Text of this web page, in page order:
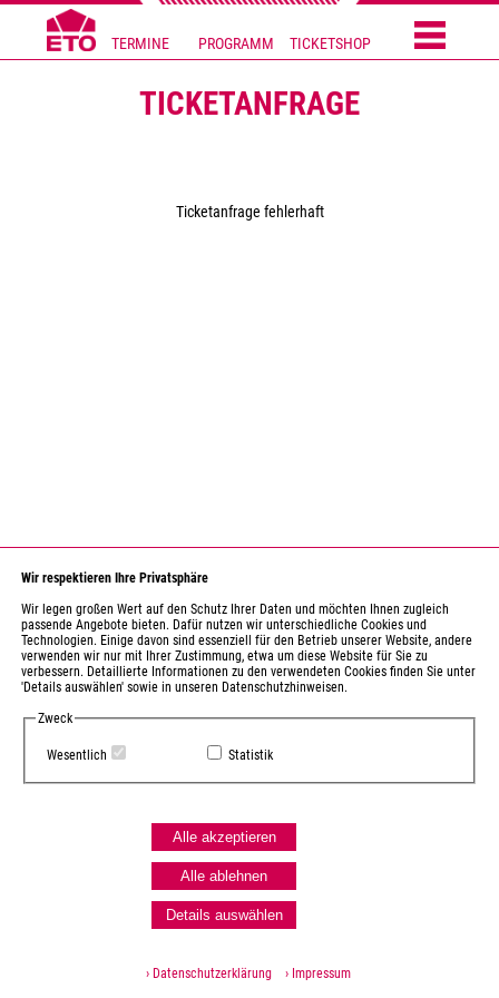
TERMINE PROGRAMM TICKETSHOP
Wir respektieren Ihre Privatsphäre
Wir legen großen Wert auf den Schutz Ihrer Daten und möchten Ihnen zugleich
passende Angebote bieten. Dafür nutzen wir unterschiedliche Cookies und
Technologien. Einige davon sind essenziell für den Betrieb unserer Website, andere
verwenden wir nur mit Ihrer Zustimmung, etwa um diese Website für Sie zu
verbessern. Detaillierte Informationen zu den verwendeten Cookies finden Sie unter
'Details auswählen' sowie in unseren Datenschutzhinweisen.
Zweck
Wesentlich Statistik
Alle akzeptieren
Alle ablehnen
Details auswählen
› Datenschutzerklärung › Impressum
TICKETANFRAGE
Ticketanfrage fehlerhaft